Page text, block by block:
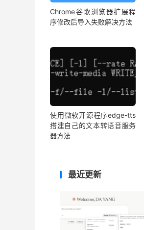
Chrome谷歌浏览器扩展程
序修改后导入失败解决方法
使用微软开源程序edge-tts
搭建自己的文本转语音服务
器方法
最近更新